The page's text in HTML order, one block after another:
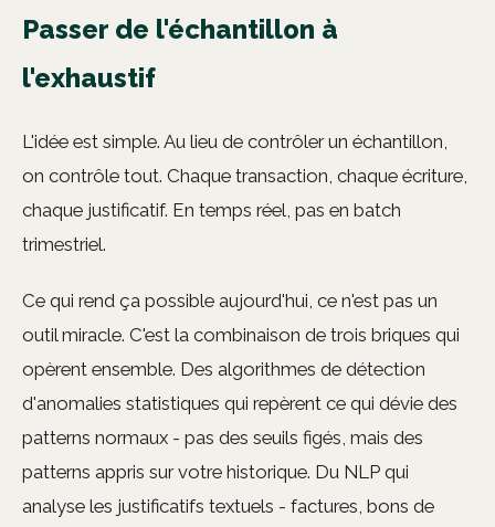
Passer de l'échantillon à
l'exhaustif
L'idée est simple. Au lieu de contrôler un échantillon,
on contrôle tout. Chaque transaction, chaque écriture,
chaque justificatif. En temps réel, pas en batch
trimestriel.
Ce qui rend ça possible aujourd'hui, ce n'est pas un
outil miracle. C'est la combinaison de trois briques qui
opèrent ensemble. Des algorithmes de détection
d'anomalies statistiques qui repèrent ce qui dévie des
patterns normaux - pas des seuils figés, mais des
patterns appris sur votre historique. Du NLP qui
analyse les justificatifs textuels - factures, bons de